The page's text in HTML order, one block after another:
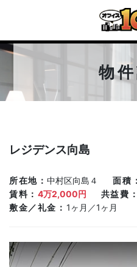
物
レジデンス向島
所在地 中村区向島４ 面積
賃料
4万2,000円 共益費
敷金／礼金
1ヶ月／1ヶ月